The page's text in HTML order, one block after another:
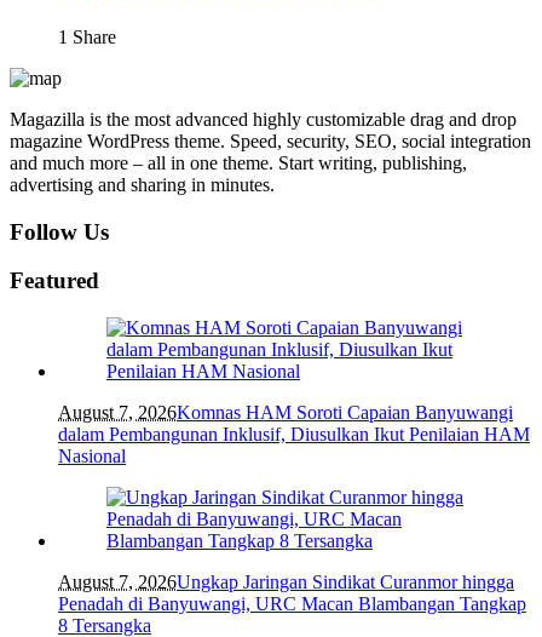
1 Share
Magazilla is the most advanced highly customizable drag and drop
magazine WordPress theme. Speed, security, SEO, social integration
and much more – all in one theme. Start writing, publishing,
advertising and sharing in minutes.
Follow Us
Featured
August 7, 2026Komnas HAM Soroti Capaian Banyuwangi
dalam Pembangunan Inklusif, Diusulkan Ikut Penilaian HAM
Nasional
August 7, 2026Ungkap Jaringan Sindikat Curanmor hingga
Penadah di Banyuwangi, URC Macan Blambangan Tangkap
8 Tersangka